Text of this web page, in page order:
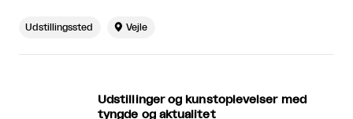
Udstillingssted  Vejle
Udstillinger og kunstoplevelser med
tyngde og aktualitet